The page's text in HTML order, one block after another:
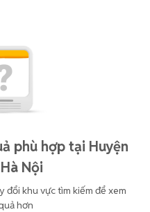
phù hợp tại Huyện
Nội
đổi khu vực tìm kiếm để xem
hơn